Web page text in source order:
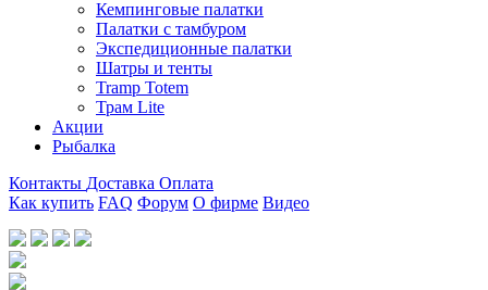
Кемпинговые палатки
Палатки с тамбуром
Экспедиционные палатки
Шатры и тенты
Tramp Totem
Трам Lite
Акции
Рыбалка
Контакты Доставка Оплата
Как купить FAQ Форум О фирме Видео